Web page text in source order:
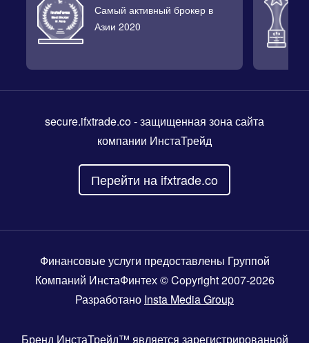
Самый активный брокер в
Азии 2020
secure.ifxtrade.co- защищенная зона сайта
компании ИнстаТрейд
Перейти на ifxtrade.co
Финансовые услуги предоставлены Группой
Компаний ИнстаФинтех © Copyright 2007-2026
Разработано Insta Media Group
Бренд ИнстаТрейд™ является зарегистрированной